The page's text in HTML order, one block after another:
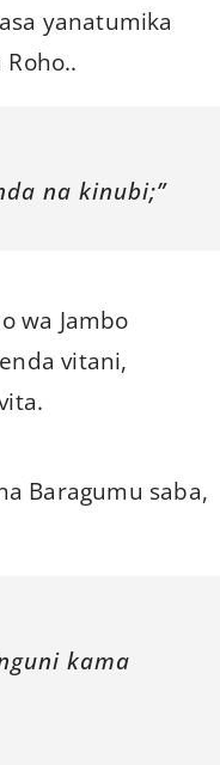
yanatumika
na kinubi;”
wa Jambo
vitani,
Baragumu saba,
kama